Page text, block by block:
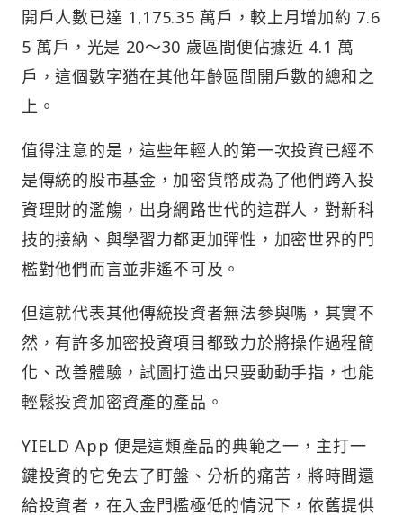
開戶人數已達 1,175.35 萬戶，較上月增加約 7.6
5 萬戶，光是 20～30 歲區間便佔據近 4.1 萬
戶，這個數字猶在其他年齡區間開戶數的總和之
上。
值得注意的是，這些年輕人的第一次投資已經不
是傳統的股市基金，加密貨幣成為了他們跨入投
資理財的濫觴，出身網路世代的這群人，對新科
技的接納、與學習力都更加彈性，加密世界的門
檻對他們而言並非遙不可及。
但這就代表其他傳統投資者無法參與嗎，其實不
然，有許多加密投資項目都致力於將操作過程簡
化、改善體驗，試圖打造出只要動動手指，也能
輕鬆投資加密資產的產品。
YIELD App 便是這類產品的典範之一，主打一
鍵投資的它免去了盯盤、分析的痛苦，將時間還
給投資者，在入金門檻極低的情況下，依舊提供